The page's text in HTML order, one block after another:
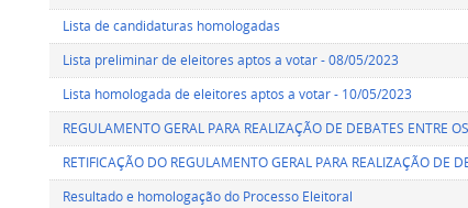
Lista de candidaturas homologadas
Lista preliminar de eleitores aptos a votar - 08/05/2023
Lista homologada de eleitores aptos a votar - 10/05/2023
REGULAMENTO GERAL PARA REALIZAÇÃO DE DEBATES ENTRE
RETIFICAÇÃO DO REGULAMENTO GERAL PARA REALIZAÇÃO DE
Resultado e homologação do Processo Eleitoral